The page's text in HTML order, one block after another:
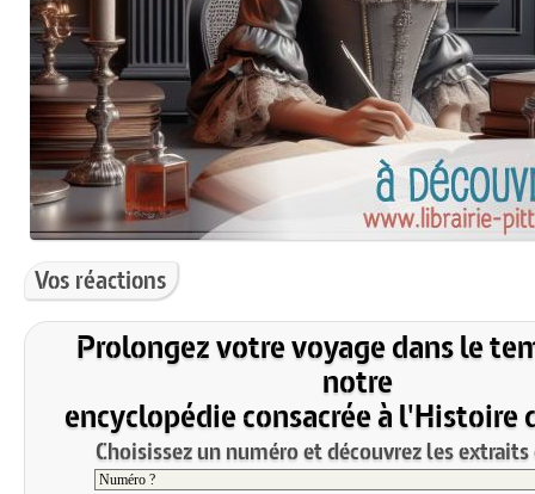
Vos réactions
Prolongez votre voyage dans le
notre
encyclopédie consacrée à l'Histoire
Choisissez un numéro et découvrez les